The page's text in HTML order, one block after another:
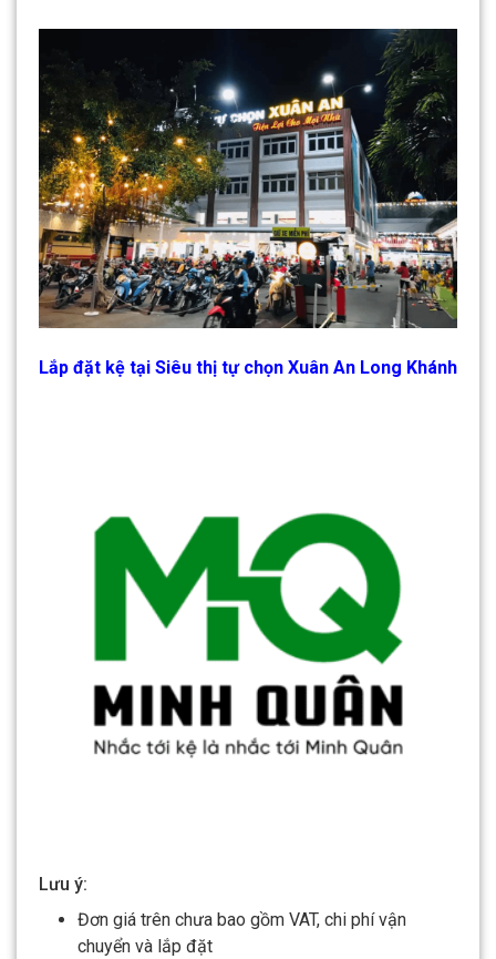
Lắp đặt kệ tại Siêu thị tự chọn Xuân An Long Khánh
Lưu ý:
Đơn giá trên chưa bao gồm VAT, chi phí vận
chuyển và lắp đặt